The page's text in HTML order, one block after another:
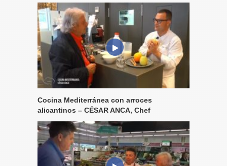
Cocina Mediterránea con arroces
alicantinos – CÉSAR ANCA, Chef